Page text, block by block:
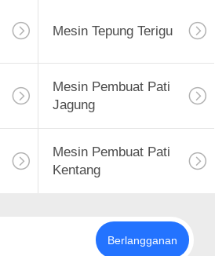
Mesin Tepung Terigu
Mesin Pembuat Pati
Jagung
Mesin Pembuat Pati
Kentang
Berlangganan